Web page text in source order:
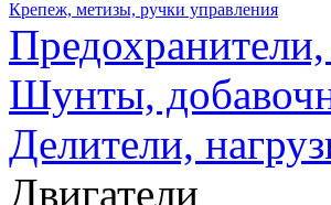
Крепеж, метизы, ручки управления
Шунты,
Делители,
Двигатели